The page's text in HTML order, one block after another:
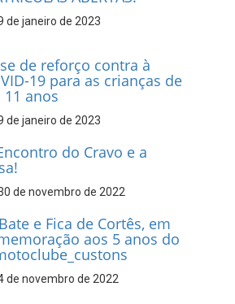
de janeiro de 2023
de reforço contra à
19 para as crianças de
11 anos
de janeiro de 2023
do Cravo e a
de novembro de 2022
e Fica de Cortês, em
aos 5 anos do
de novembro de 2022